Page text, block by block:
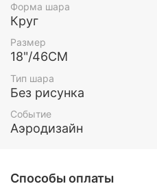
Форма шара
Круг
Размер
18"/46СМ
Тип шара
Без рисунка
Событие
Аэродизайн
Способы оплаты